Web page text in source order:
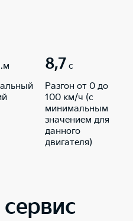
8,7 с
Разгон от 0 до
100 км/ч (с
минимальным
значением для
данного
двигателя)